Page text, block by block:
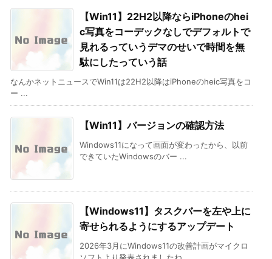
【Win11】22H2以降ならiPhoneのhei
c写真をコーデックなしでデフォルトで
見れるっていうデマのせいで時間を無
駄にしたっていう話
なんかネットニュースでWin11は22H2以降はiPhoneのheic写真をコ
ー ...
【Win11】バージョンの確認方法
Windows11になって画面が変わったから、以前
できていたWindowsのバー ...
【Windows11】タスクバーを左や上に
寄せられるようにするアップデート
2026年3月にWindows11の改善計画がマイクロ